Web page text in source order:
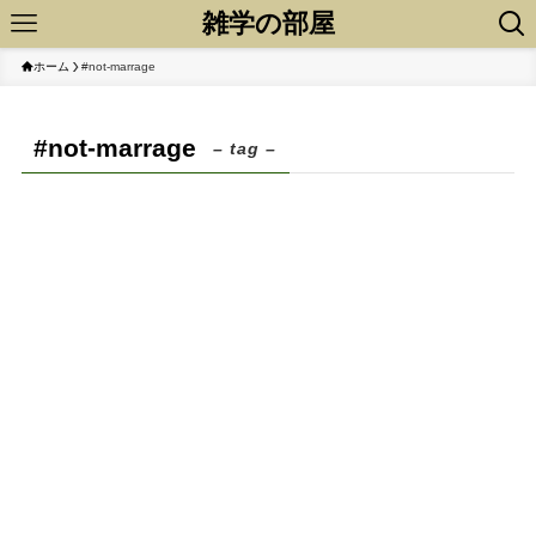
雑学の部屋
ホーム #not-marrage
#not-marrage – tag –